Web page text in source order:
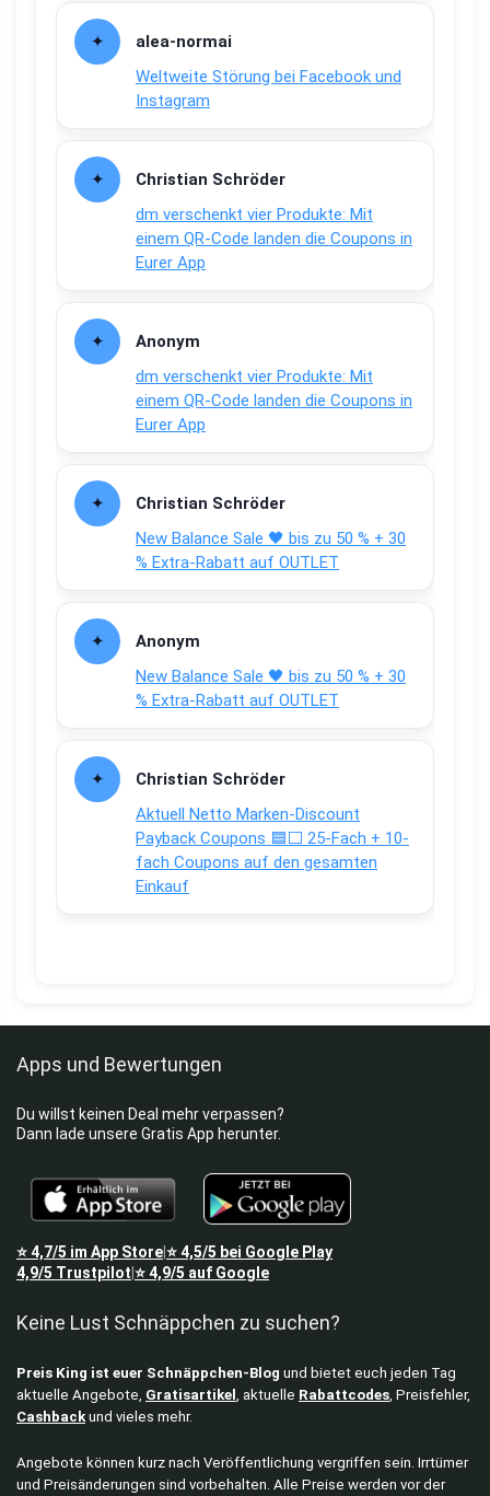
alea-normai
Weltweite Störung bei Facebook und
Instagram
Christian Schröder
dm verschenkt vier Produkte: Mit
einem QR-Code landen die Coupons in
Eurer App
Anonym
dm verschenkt vier Produkte: Mit
einem QR-Code landen die Coupons in
Eurer App
Christian Schröder
New Balance Sale 🖤 bis zu 50 % + 30
% Extra-Rabatt auf OUTLET
Anonym
New Balance Sale 🖤 bis zu 50 % + 30
% Extra-Rabatt auf OUTLET
Christian Schröder
Aktuell Netto Marken-Discount
Payback Coupons 🟦⬜ 25-Fach + 10-
fach Coupons auf den gesamten
Einkauf
Apps und Bewertungen
Du willst keinen Deal mehr verpassen?
Dann lade unsere Gratis App herunter.
⭐4,7/5 im App Store⭐4,5/5 bei Google Play
4,9/5 Trustpilot ⭐4,9/5 auf Google
Keine Lust Schnäppchen zu suchen?
Preis King ist euer Schnäppchen-Blog und bietet euch jeden Tag
aktuelle Angebote, Gratisartikel , aktuelle Rabattcodes , Preisfehler,
Cashback und vieles mehr.
Angebote können kurz nach Veröffentlichung vergriffen sein. Irrtümer
und Preisänderungen sind vorbehalten. Alle Preise werden vor der